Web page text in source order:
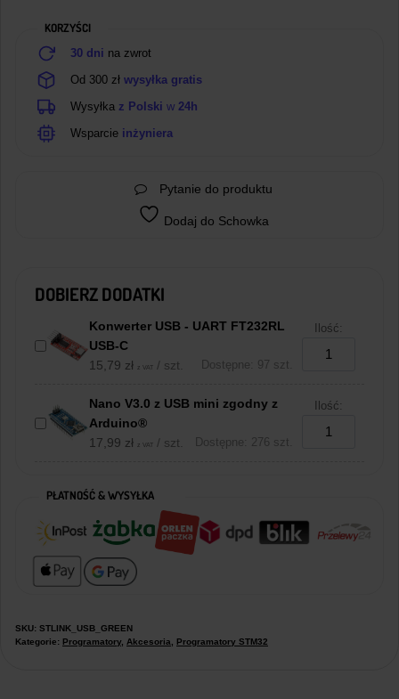
zielonyKORZYŚCI
30 dni na zwrot
Od 300 zł wysyłka gratis
Wysyłka z Polski w 24h
Wsparcie inżyniera
Pytanie do produktu
Dodaj do Schowka
DOBIERZ DODATKI
Konwerter USB - UART FT232RL
USB-C
15,79 zł z VAT / szt. Dostępne: 97 szt.
Ilość:
Nano V3.0 z USB mini zgodny z
Arduino®
17,99 zł z VAT / szt. Dostępne: 276 szt.
Ilość:
PŁATNOŚĆ & WYSYŁKA
SKU: STLINK_USB_GREEN
Kategorie: Programatory Akcesoria Programatory STM32